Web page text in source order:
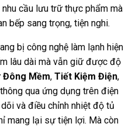
cầu lưu trữ thực phẩm mà
bếp sang trọng, tiện nghi.
bị công nghệ làm lạnh hiện
lâu dài mà vẫn giữ được độ
Đông Mềm, Tiết Kiệm Điện,
thông qua ứng dụng trên điện
và điều chỉnh nhiệt độ tủ
mang lại sự tiện lợi. Mà còn